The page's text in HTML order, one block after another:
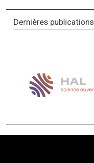
Dernières publications